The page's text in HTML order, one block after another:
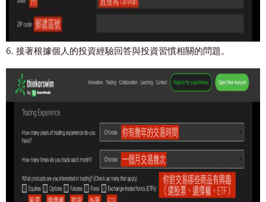
6. 接著根據個人的投資經驗回答與投資習慣相關的問題。